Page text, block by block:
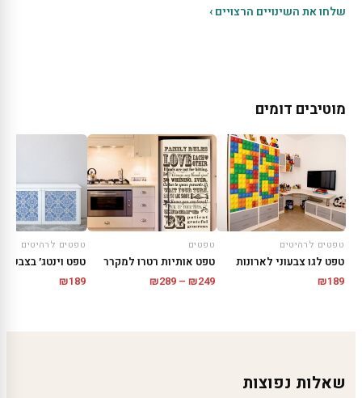
שלחו את השינויים הרצויים ›
מוטיבים דומים
טפטים לרהיטים
טפט לגו צבעוני לארונות
₪189
טפטים
טפט אותיות רטרו למקרר
₪249
–
₪289
טפטים לרהיטים
טפט וינטג׳ בצבעי
₪189
שאלות נפוצות